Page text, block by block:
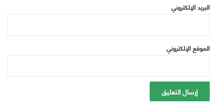
البريد الإلكتروني
الموقع الإلكتروني